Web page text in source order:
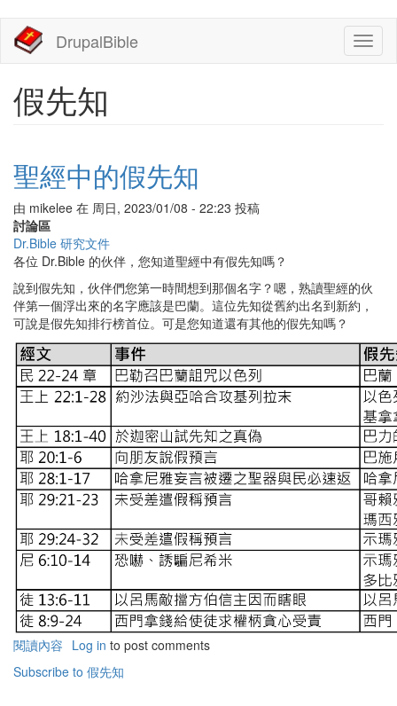
主
DrupalBible
假先知
聖經中的假先知
由 mikelee 在 周日, 2023/01/08 - 22:23 投稿
討論區
Dr.Bible 研究文件
各位 Dr.Bible 的伙伴，您知道聖經中有假先知嗎？
說到假先知，伙伴們您第一時間想到那個名字？嗯，熟讀聖經的伙
伴第一個浮出來的名字應該是巴蘭。這位先知從舊約出名到新約，
可說是假先知排行榜首位。可是您知道還有其他的假先知嗎？
閱讀內容 有
聖
Log in to post comments
Subscribe to 假先知